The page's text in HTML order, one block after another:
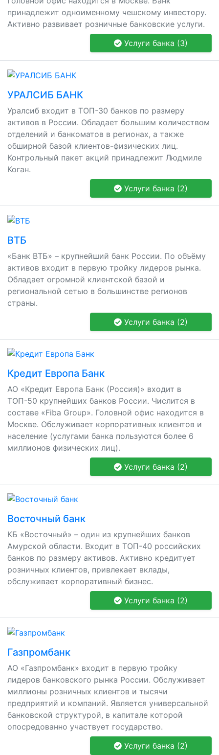
принадлежит одноименному чешскому инвестору.
Активно развивает розничные банковские услуги.
Услуги банка (3)
УРАЛСИБ БАНК
Уралсиб входит в ТОП-30 банков по размеру
активов в России. Обладает большим количеством
отделений и банкоматов в регионах, а также
обширной базой клиентов-физических лиц.
Контрольный пакет акций принадлежит Людмиле
Коган.
Услуги банка (2)
ВТБ
«Банк ВТБ» – крупнейший банк России. По объёму
активов входит в первую тройку лидеров рынка.
Обладает огромной клиентской базой и
региональной сетью в большинстве регионов
страны.
Услуги банка (2)
Кредит Европа Банк
АО «Кредит Европа Банк (Россия)» входит в
ТОП-50 крупнейших банков России. Числится в
составе «Fiba Group». Головной офис находится в
Москве. Обслуживает корпоративных клиентов и
население (услугами банка пользуются более 6
миллионов физических лиц).
Услуги банка (2)
Восточный банк
КБ «Восточный» – один из крупнейших банков
Амурской области. Входит в ТОП-40 российских
банков по размеру активов. Активно кредитует
розничных клиентов, привлекает вклады,
обслуживает корпоративный бизнес.
Услуги банка (2)
Газпромбанк
АО «Газпромбанк» входит в первую тройку
лидеров банковского рынка России. Обслуживает
миллионы розничных клиентов и тысячи
предприятий и компаний. Является универсальной
банковской структурой, в капитале которой
опосредованно участвует государство.
Услуги банка (2)